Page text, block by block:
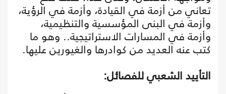
تعاني من أزمة في القيادة، وأزمة في الرؤية،
وأزمة في البنى المؤسسية والتنظيمية،
وأزمة في المسارات الاستراتيجية.. وهو ما
كتب عنه العديد من كوادرها والغيورين عليها.
التأييد الشعبي للفصائل: